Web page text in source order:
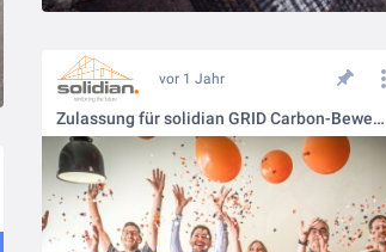
vor 1 Jahr
Zulassung für solidian GRID Carbon-Bewehrungsgitter